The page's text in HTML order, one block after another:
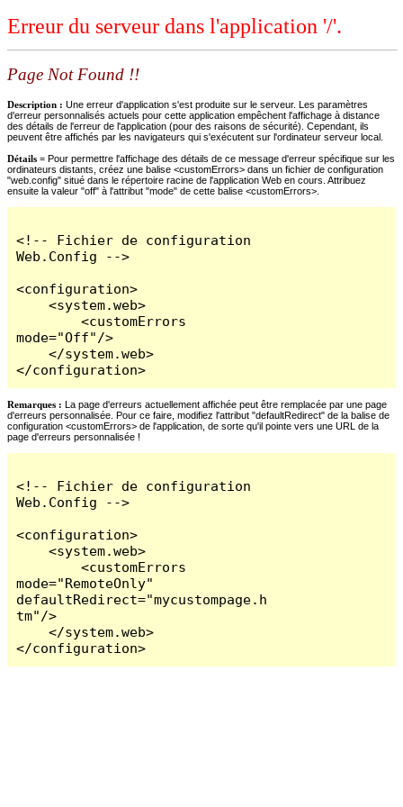
Erreur du serveur dans l'application '/'.
Page Not Found !!
Description : Une erreur d'application s'est produite sur le serveur. Les paramètres
d'erreur personnalisés actuels pour cette application empêchent l'affichage à distance
des détails de l'erreur de l'application (pour des raisons de sécurité). Cependant, ils
peuvent être affichés par les navigateurs qui s'exécutent sur l'ordinateur serveur local.
Détails = Pour permettre l'affichage des détails de ce message d'erreur spécifique sur les
ordinateurs distants, créez une balise <customErrors> dans un fichier de configuration
"web.config" situé dans le répertoire racine de l'application Web en cours. Attribuez
ensuite la valeur "off" à l'attribut "mode" de cette balise <customErrors>.
<!-- Fichier de configuration
Web.Config -->
<configuration>
    <system.web>
        <customErrors
mode="Off"/>
    </system.web>
</configuration>
Remarques : La page d'erreurs actuellement affichée peut être remplacée par une page
d'erreurs personnalisée. Pour ce faire, modifiez l'attribut "defaultRedirect" de la balise de
configuration <customErrors> de l'application, de sorte qu'il pointe vers une URL de la
page d'erreurs personnalisée !
<!-- Fichier de configuration
Web.Config -->
<configuration>
    <system.web>
        <customErrors
mode="RemoteOnly"
defaultRedirect="mycustompage.h
tm"/>
    </system.web>
</configuration>